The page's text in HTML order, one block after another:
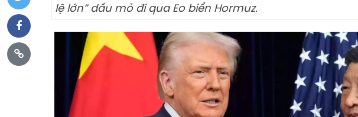
lệ lớn” dầu mỏ đi qua Eo biển Hormuz.